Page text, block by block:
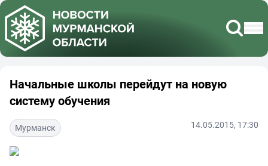
Начальные школы перейдут на новую
систему обучения
Мурманск 14.05.2015, 17:30